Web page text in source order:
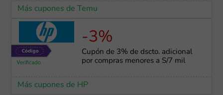
Más cupones de Temu
-3%
Cupón de 3% de dscto. adicional
por compras menores a S/7 mil
Más cupones de HP